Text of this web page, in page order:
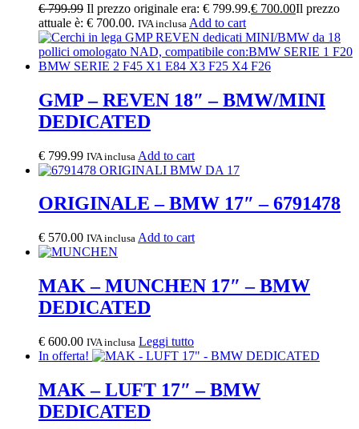
€799.99 Il prezzo originale era: € 799.99.€ 700.00Il prezzo
attuale è: € 700.00. IVA inclusa Add to cart
GMP – REVEN 18″ – BMW/MINI
DEDICATED
€ 799.99 IVA inclusa Add to cart
ORIGINALE – BMW 17″ – 6791478
€ 570.00 IVA inclusa Add to cart
MAK – MUNCHEN 17″ – BMW
DEDICATED
€ 600.00 IVA inclusa Leggi tutto
In offerta!
MAK – LUFT 17″ – BMW
DEDICATED